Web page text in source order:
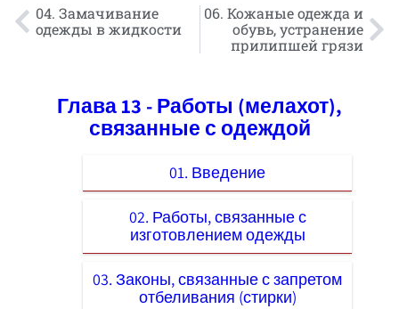
04. Замачивание
одежды в жидкости
06. Кожаные одежда и
обувь, устранение
прилипшей грязи
Глава 13 - Работы (мелахот),
связанные с одеждой
01. Введение
02. Работы, связанные с
изготовлением одежды
03. Законы, связанные с запретом
отбеливания (стирки)